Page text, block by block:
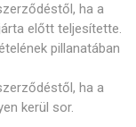
ha a
előtt teljesítette.
pillanatában
ha a
kerül sor.